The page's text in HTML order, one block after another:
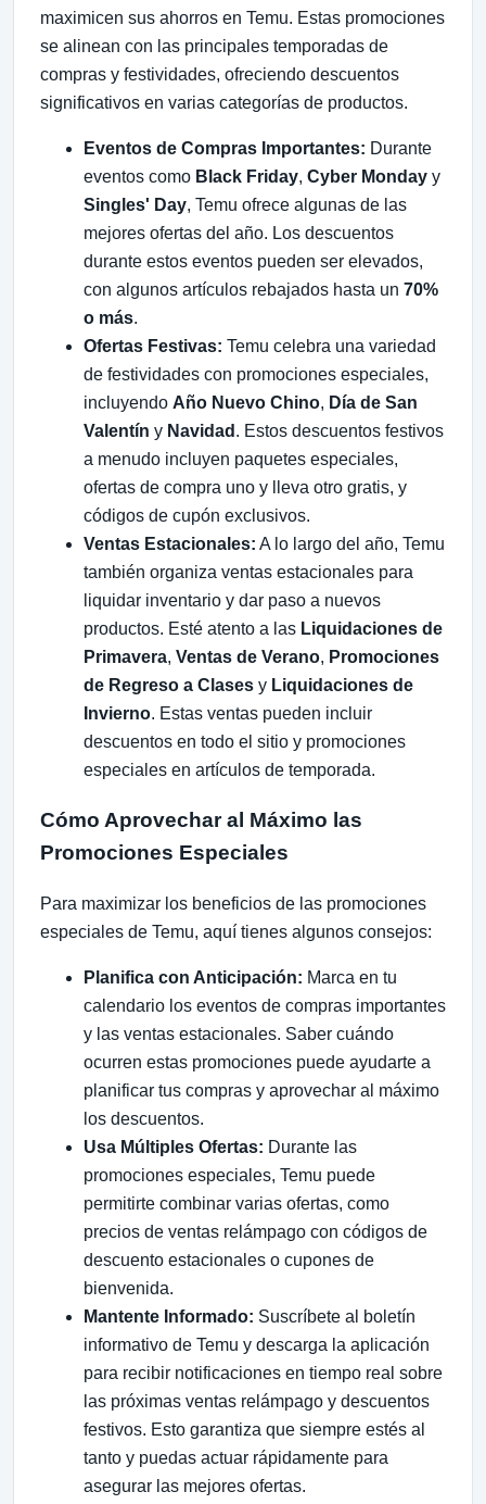
maximicen sus ahorros en Temu. Estas promociones
se alinean con las principales temporadas de
compras y festividades, ofreciendo descuentos
significativos en varias categorías de productos.
Eventos de Compras Importantes: Durante
eventos como Black Friday, Cyber Monday y
Singles' Day, Temu ofrece algunas de las
mejores ofertas del año. Los descuentos
durante estos eventos pueden ser elevados,
con algunos artículos rebajados hasta un 70%
o más.
Ofertas Festivas: Temu celebra una variedad
de festividades con promociones especiales,
incluyendo Año Nuevo Chino, Día de San
Valentín y Navidad . Estos descuentos festivos
a menudo incluyen paquetes especiales,
ofertas de compra uno y lleva otro gratis, y
códigos de cupón exclusivos.
Ventas Estacionales: A lo largo del año, Temu
también organiza ventas estacionales para
liquidar inventario y dar paso a nuevos
productos. Esté atento a las Liquidaciones de
Primavera, Ventas de Verano, Promociones
de Regreso a Clases y Liquidaciones de
Invierno. Estas ventas pueden incluir
descuentos en todo el sitio y promociones
especiales en artículos de temporada.
Cómo Aprovechar al Máximo las
Promociones Especiales
Para maximizar los beneficios de las promociones
especiales de Temu, aquí tienes algunos consejos:
Planifica con Anticipación: Marca en tu
calendario los eventos de compras importantes
y las ventas estacionales. Saber cuándo
ocurren estas promociones puede ayudarte a
planificar tus compras y aprovechar al máximo
los descuentos.
Usa Múltiples Ofertas: Durante las
promociones especiales, Temu puede
permitirte combinar varias ofertas, como
precios de ventas relámpago con códigos de
descuento estacionales o cupones de
bienvenida.
Mantente Informado: Suscríbete al boletín
informativo de Temu y descarga la aplicación
para recibir notificaciones en tiempo real sobre
las próximas ventas relámpago y descuentos
festivos. Esto garantiza que siempre estés al
tanto y puedas actuar rápidamente para
asegurar las mejores ofertas.